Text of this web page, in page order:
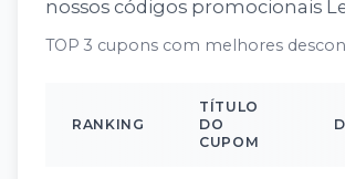
nossos códigos promocionais
TOP 3 cupons com melhores
RANKING
TÍTULO
DO
CUPOM